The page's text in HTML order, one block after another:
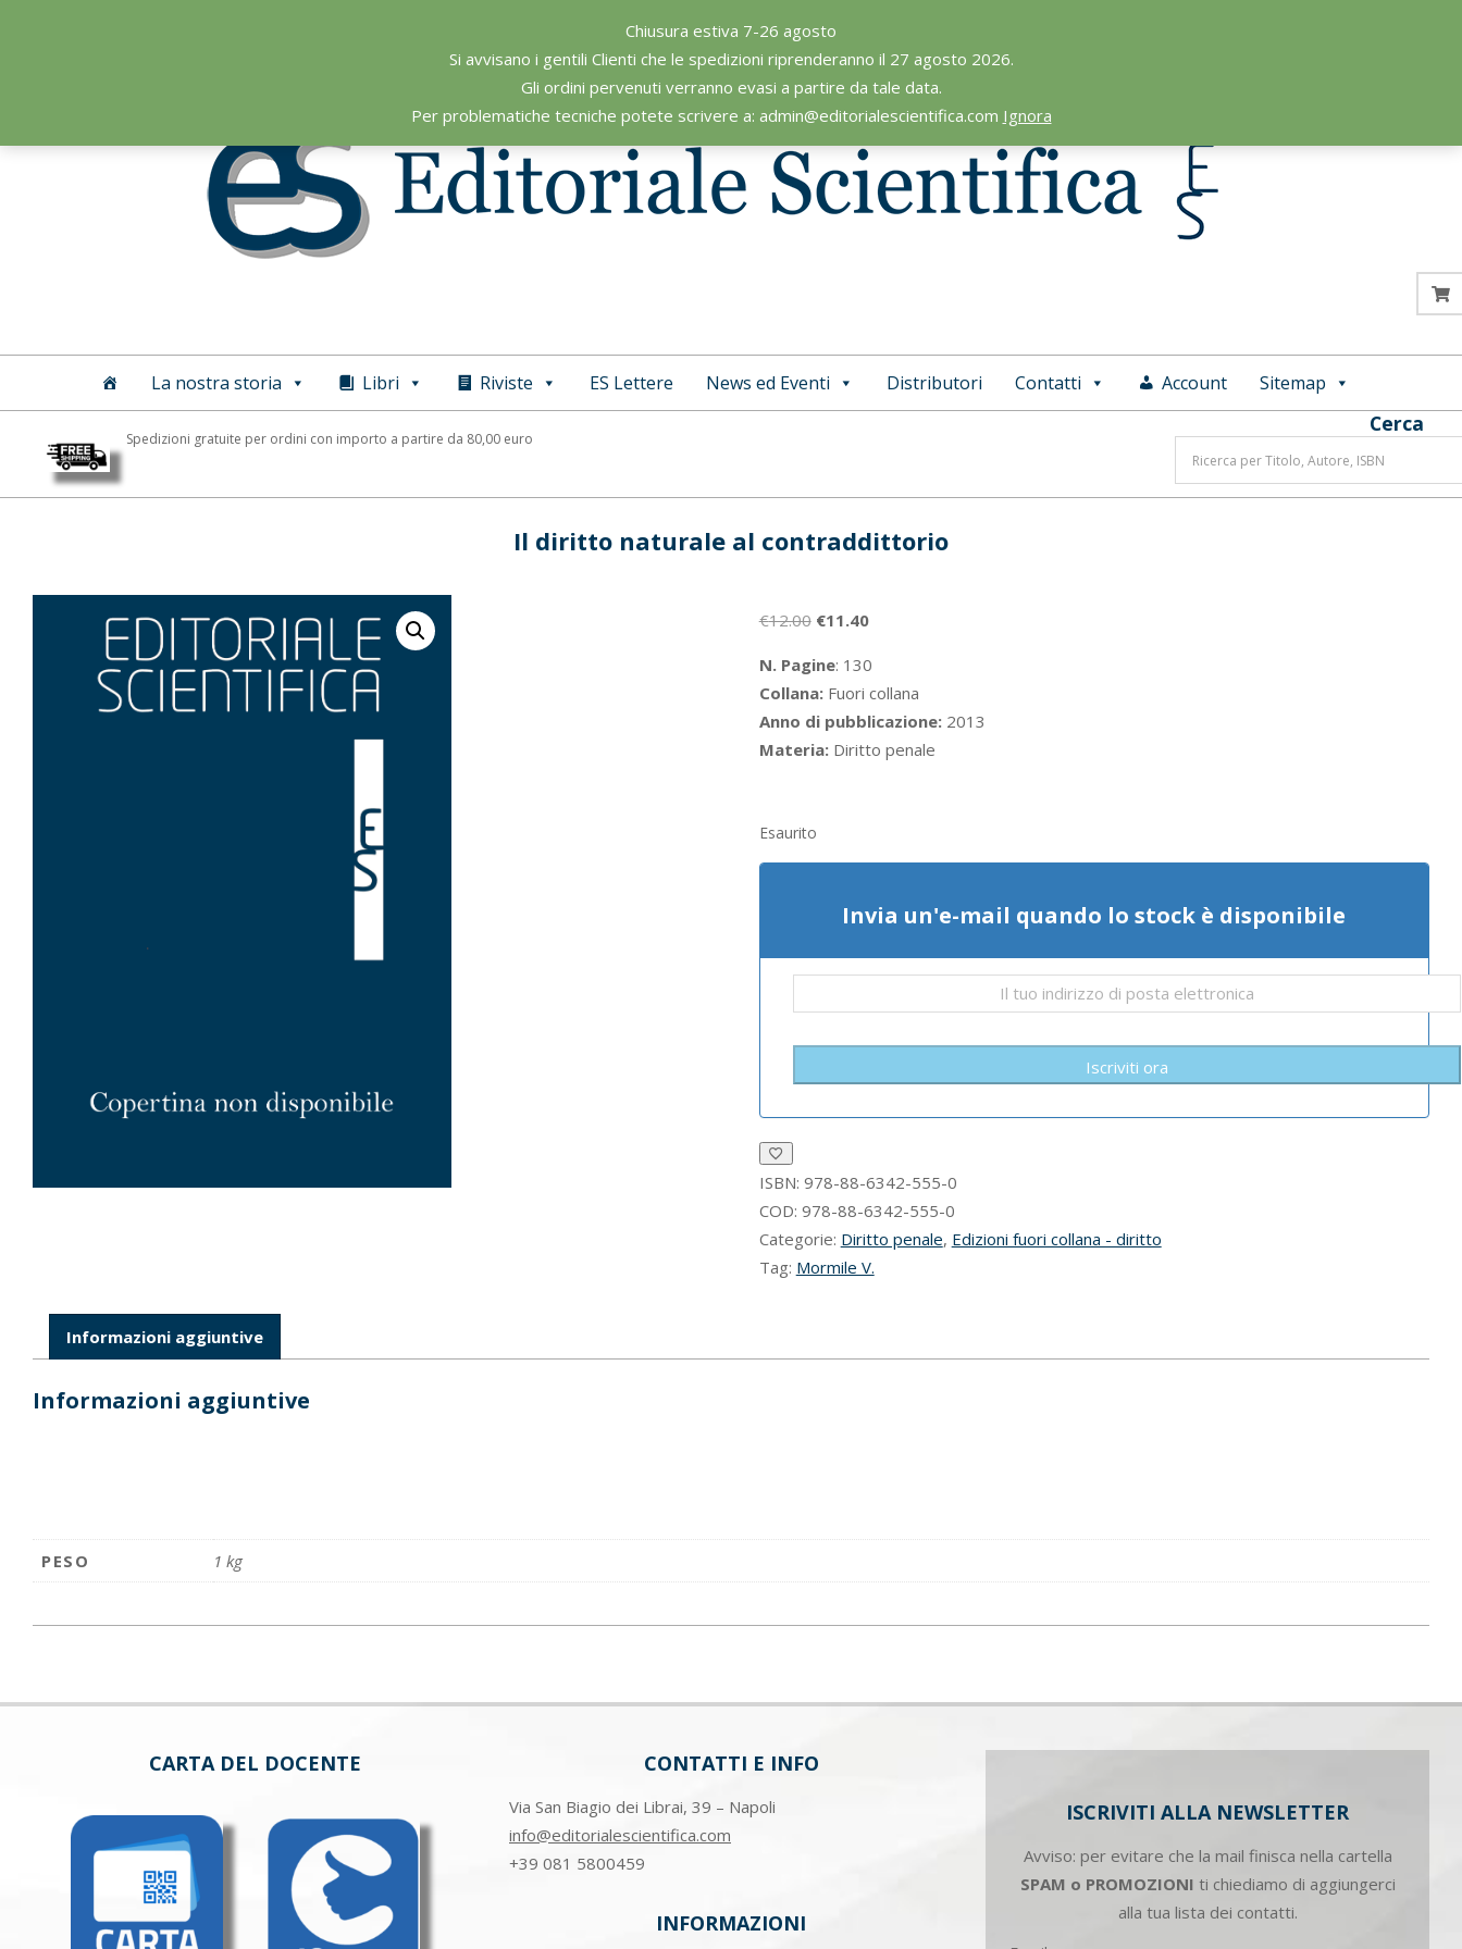
Chiusura estiva 7-26 agosto
Si avvisano i gentili Clienti che le spedizioni riprenderanno il 27 agosto 2026.
Gli ordini pervenuti verranno evasi a partire da tale data.
Per problematiche tecniche potete scrivere a: admin@editorialescientifica.com Ignora
Editoriale
Scientifica
Primary
La nostra storia Libri Riviste ES Lettere News ed Eventi Distributori Contatti Account Sitemap
Spedizioni gratuite per ordini con importo a partire da 80,00 euro
Cerca
Il diritto naturale al contraddittorio
€12.00 Il
originale
era:
€12.00.
€11.40Il
attuale
è:
€11.40.
N. Pagine: 130
Collana:Fuori collana
Anno di pubblicazione:2013
Materia:Diritto penale
Esaurito
Invia un'e-mail quando lo stock è disponibile
Iscriviti ora
ISBN: 978-88-6342-555-0
COD: 978-88-6342-555-0
Categorie: Diritto penale, Edizioni fuori collana - diritto
Tag: Mormile V.
Informazioni aggiuntive
Informazioni aggiuntive
PESO 1 kg
CARTA DEL DOCENTE CONTATTI E INFO
Via San Biagio dei Librai, 39 – Napoli
info@editorialescientifica.com
+39 081 5800459
INFORMAZIONI
ISCRIVITI ALLA NEWSLETTER
Avviso: per evitare che la mail finisca nella cartella
SPAM o PROMOZIONI ti chiediamo di aggiungerci
alla tua lista dei contatti.